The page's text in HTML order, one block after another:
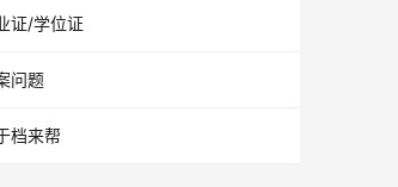
证/学位证
问题
档来帮